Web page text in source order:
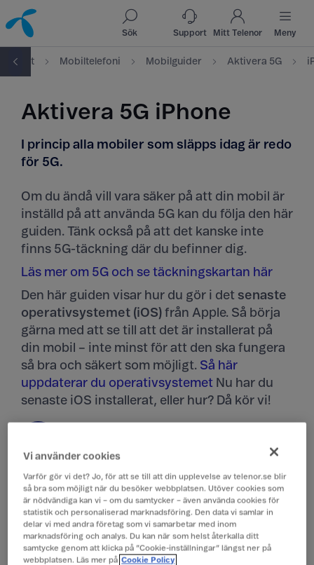
Till innehåll
Till sök
Sök Support Mitt Telenor Meny
Mobiltelefoni Mobilguider Aktivera 5G
Aktivera 5G iPhone
I princip alla mobiler som släpps idag är redo
för 5G.
Om du ändå vill vara säker på att din mobil är
inställd på att använda 5G kan du följa den här
guiden. Tänk också på att det kanske inte
finns 5G-täckning där du befinner dig.
Läs mer om 5G och se täckningskartan här
Den här guiden visar hur du gör i det senaste
operativsystemet (iOS) från Apple. Så börja
gärna med att se till att det är installerat på
din mobil – inte minst för att den ska fungera
så bra och säkert som möjligt. Så här
uppdaterar du operativsystemet Nu har du
senaste iOS installerat, eller hur? Då kör vi!
Vi använder cookies
Varför gör vi det? Jo, för att se till att din upplevelse av telenor.se blir
så bra som möjligt när du besöker webbplatsen. Utöver cookies som
är nödvändiga kan vi – om du samtycker – även använda cookies för
statistik och personaliserad marknadsföring. Den data vi samlar in
delar vi med andra företag som vi samarbetar med inom
marknadsföring och analys. Du kan när som helst återkalla ditt
samtycke genom att klicka på ”Cookie-inställningar” längst ner på
webbplatsen. Läs mer på Cookie Policy